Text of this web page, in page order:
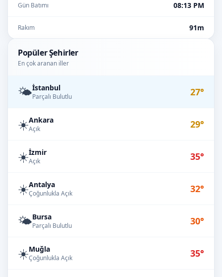
Gün Batımı 08:13 PM
Rakım 91m
Popüler Şehirler
En çok aranan iller
🌤️İstanbul
Parçalı Bulutlu 27°
☀️Ankara
Açık 29°
☀️İzmir
Açık 35°
☀️Antalya
Çoğunlukla Açık 32°
🌤️Bursa
Parçalı Bulutlu 30°
☀️Muğla
Çoğunlukla Açık 35°